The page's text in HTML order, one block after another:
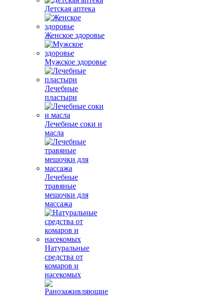
Детская аптека
Женское здоровье
Мужское здоровье
Лечебные
пластыри
Лечебные соки и
масла
Лечебные
травяные
мешочки для
массажа
Натуральные
средства от
комаров и
насекомых